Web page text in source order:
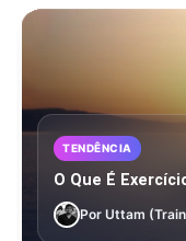
TENDÊNCIA
O Que É
Por Uttam